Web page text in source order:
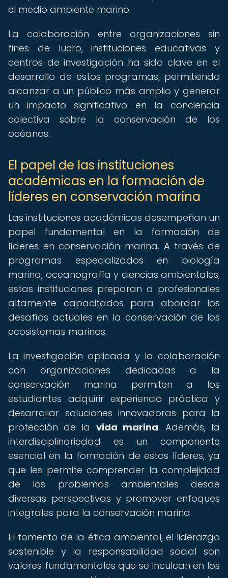
el medio ambiente marino.
La colaboración entre organizaciones sin
fines de lucro, instituciones educativas y
centros de investigación ha sido clave en el
desarrollo de estos programas, permitiendo
alcanzar a un público más amplio y generar
un impacto significativo en la conciencia
colectiva sobre la conservación de los
océanos.
El papel de las instituciones
académicas en la formación de
líderes en conservación marina
Las instituciones académicas desempeñan un
papel fundamental en la formación de
líderes en conservación marina. A través de
programas especializados en biología
marina, oceanografía y ciencias ambientales,
estas instituciones preparan a profesionales
altamente capacitados para abordar los
desafíos actuales en la conservación de los
ecosistemas marinos.
La investigación aplicada y la colaboración
con organizaciones dedicadas a la
conservación marina permiten a los
estudiantes adquirir experiencia práctica y
desarrollar soluciones innovadoras para la
protección de la vida marina. Además, la
interdisciplinariedad es un componente
esencial en la formación de estos líderes, ya
que les permite comprender la complejidad
de los problemas ambientales desde
diversas perspectivas y promover enfoques
integrales para la conservación marina.
El fomento de la ética ambiental, el liderazgo
sostenible y la responsabilidad social son
valores fundamentales que se inculcan en los